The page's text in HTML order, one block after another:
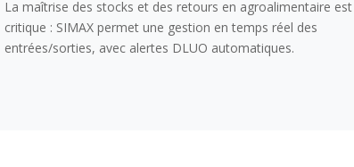
La maîtrise des stocks et des retours en agroalimentaire est
critique : SIMAX permet une gestion en temps réel des
entrées/sorties, avec alertes DLUO automatiques.